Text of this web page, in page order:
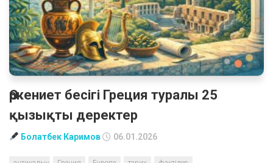
Өркениет бесігі Греция туралы 25
қызықты деректер
Болатбек Каримов 06.01.2026